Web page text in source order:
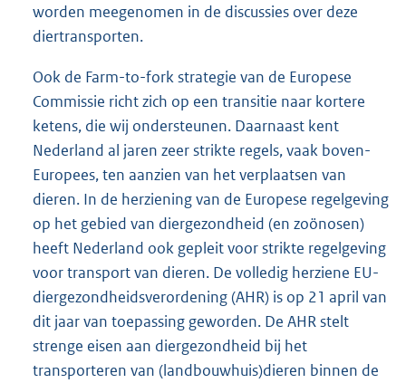
worden meegenomen in de discussies over deze
diertransporten.
Ook de Farm-to-fork strategie van de Europese
Commissie richt zich op een transitie naar kortere
ketens, die wij ondersteunen. Daarnaast kent
Nederland al jaren zeer strikte regels, vaak boven-
Europees, ten aanzien van het verplaatsen van
dieren. In de herziening van de Europese regelgeving
op het gebied van diergezondheid (en zoönosen)
heeft Nederland ook gepleit voor strikte regelgeving
voor transport van dieren. De volledig herziene EU-
diergezondheidsverordening (AHR) is op 21 april van
dit jaar van toepassing geworden. De AHR stelt
strenge eisen aan diergezondheid bij het
transporteren van (landbouwhuis)dieren binnen de